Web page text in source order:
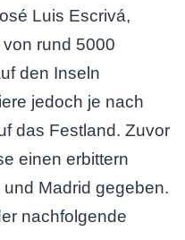
Luis Escrivá,
rund 5000
den Inseln
jedoch je nach
das Festland. Zuvor
einen erbittern
Madrid gegeben.
nachfolgende